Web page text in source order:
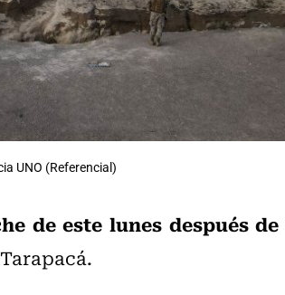
UNO (Referencial)
de este lunes después